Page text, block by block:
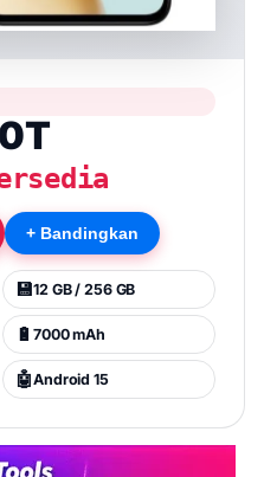
+ Bandingkan
💾12 GB / 256 GB
🔋 7000 mAh
🤖Android 15